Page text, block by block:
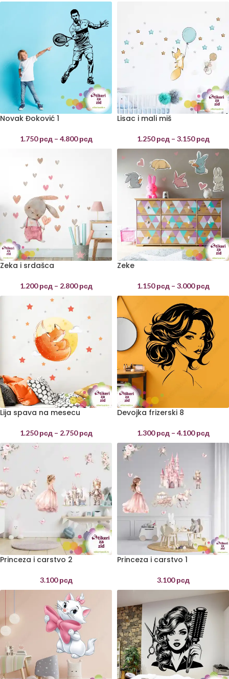
Novak Đoković 1
1.750рсд – 4.800рсд
Lisac i mali miš
1.250рсд – 3.150рсд
Zeka i srdašca
1.200рсд – 2.800рсд
Zeke
1.150рсд – 3.000рсд
Lija spava na mesecu
1.250рсд – 2.750рсд
Devojka frizerski 8
1.300рсд – 4.100рсд
Princeza i carstvo 2
3.100рсд
Princeza i carstvo 1
3.100рсд